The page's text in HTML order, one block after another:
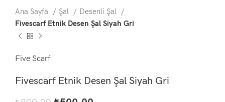
Ana Sayfa Şal
Desenli Şal
Fivescarf Etnik Desen Şal Siyah Gri
Five Scarf
Fivescarf Etnik Desen Şal Siyah Gri